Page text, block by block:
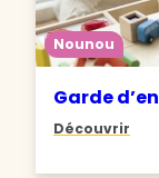
Nounou
Garde
Découvrir